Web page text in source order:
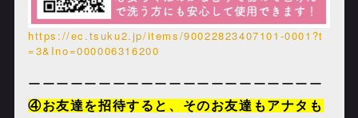
https://ec.tsuku2.jp/items/90022823407101-0001?t
=3&Ino=000006316200
ーーーーーーーーーーーーーーーーーーーーー
④お友達を招待すると、そのお友達もアナタも